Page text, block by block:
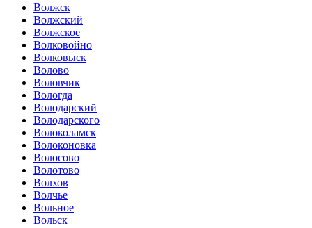
Волжск
Волжский
Волжское
Волковойно
Волковыск
Волово
Воловчик
Вологда
Володарский
Володарского
Волоколамск
Волоконовка
Волосово
Волотово
Волхов
Волчье
Вольное
Вольск